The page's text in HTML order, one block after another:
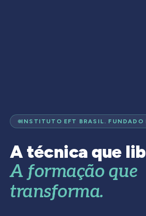
INSTITUTO EFT BRASIL. FUNDADO
A técnica que
A formação que
transforma.